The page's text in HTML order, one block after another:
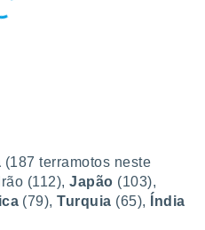
(187 terramotos neste
(112),Japão (103),
(79),Turquia (65),
Índia